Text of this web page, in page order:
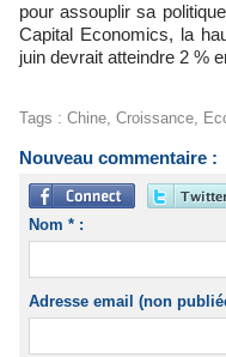
pour assouplir sa
Capital Economics, la
juin devrait atteindre 2 %
Tags : Chine, Croissance,
Nouveau commentaire :
Nom * :
Adresse email (non